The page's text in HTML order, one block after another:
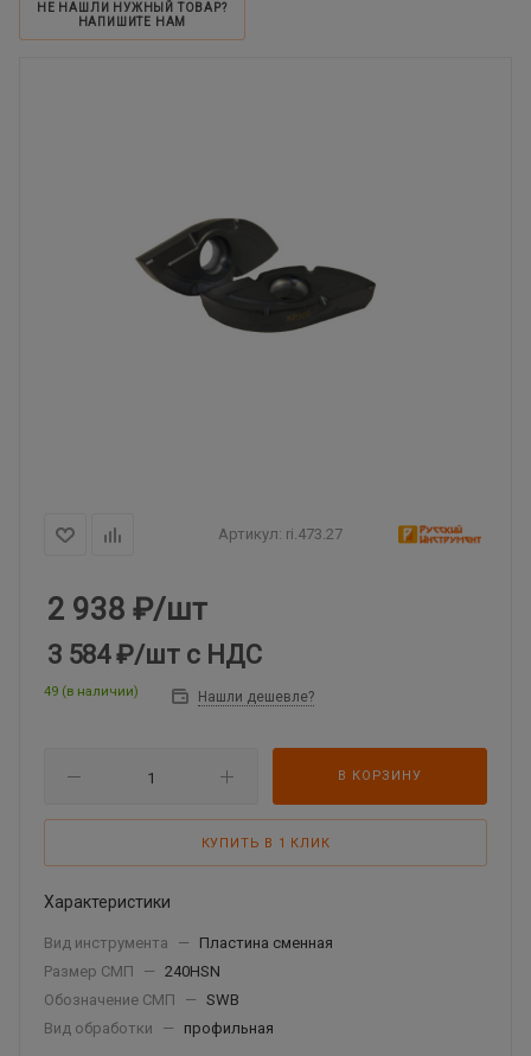
НЕ НАШЛИ НУЖНЫЙ ТОВАР?
НАПИШИТЕ НАМ
Артикул: ri.473.27
2 938 ₽/шт
3 584 ₽/шт с НДС
49 (в наличии) Нашли дешевле?
В КОРЗИНУ
КУПИТЬ В 1 КЛИК
Характеристики
Вид инструмента —
Пластина сменная
Размер СМП
— 240HSN
Обозначение СМП
— SWB
Вид обработки
— профильная